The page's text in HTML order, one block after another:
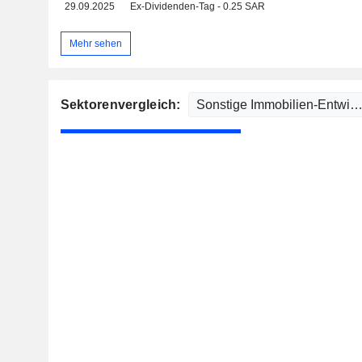
29.09.2025 Ex-Dividenden-Tag - 0.25 SAR
Mehr sehen
Sektorenvergleich: